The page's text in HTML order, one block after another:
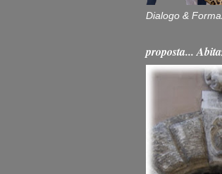
Dialogo &
proposta...